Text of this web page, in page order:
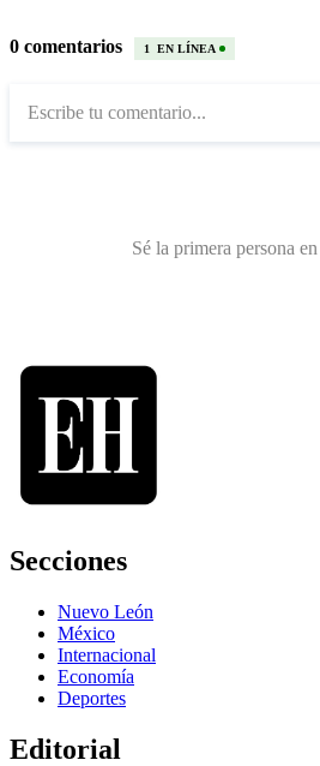
Secciones
Nuevo León
México
Internacional
Economía
Deportes
Editorial